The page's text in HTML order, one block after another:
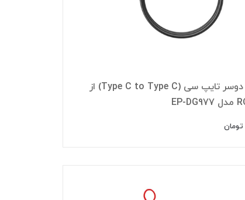
کابل شارژ دوسر تایپ سی (Type C to Type C) از
تومان